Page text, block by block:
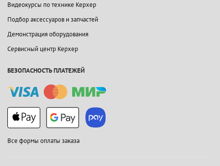
Видеокурсы по технике Керхер
Подбор аксессуаров и запчастей
Демонстрация оборудования
Сервисный центр Керхер
БЕЗОПАСНОСТЬ ПЛАТЕЖЕЙ
Все формы оплаты заказа